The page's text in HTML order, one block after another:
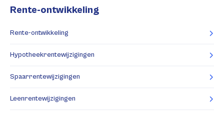
Rente-ontwikkeling
Rente-ontwikkeling
Hypotheekrentewijzigingen
Spaarrentewijzigingen
Leenrentewijzigingen